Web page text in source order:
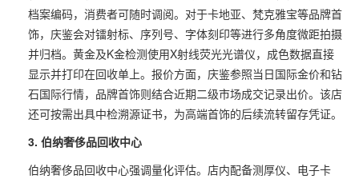
档案编码，消费者可随时调阅。对于卡地亚、梵克雅宝等品牌首
饰，庆鉴会对镭射标、序列号、字体刻印等进行多角度微距拍摄
并归档。黄金及K金检测使用X射线荧光光谱仪，成色数据直接
显示并打印在回收单上。报价方面，庆鉴参照当日国际金价和钻
石国际行情，品牌首饰则结合近期二级市场成交记录出价。该店
还可按需出具中检溯源证书，为高端首饰的后续流转留存凭证。
3. 伯纳奢侈品回收中心
伯纳奢侈品回收中心强调量化评估。店内配备测厚仪、电子卡